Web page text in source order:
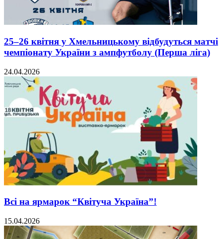
25–26 квітня у Хмельницькому відбудуться матчі
чемпіонату України з ампфутболу (Перша ліга)
24.04.2026
Всі на ярмарок “Квітуча Україна”!
15.04.2026